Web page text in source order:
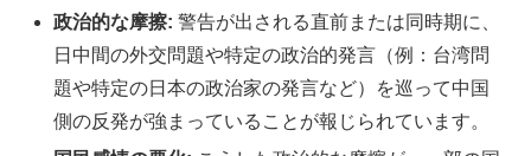
政治的な摩擦: 警告が出される直前または同時期に、
日中間の外交問題や特定の政治的発言（例：台湾問
題や特定の日本の政治家の発言など）を巡って中国
側の反発が強まっていることが報じられています。